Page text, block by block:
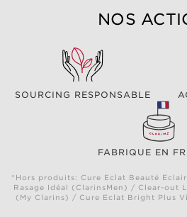
NOS
SOURCING RESPONSABLE
FABRIQUE EN
*Hors produits: Cure Eclat Beauté
Rasage Idéal (ClarinsMen) / Clear-out
(My Clarins) / Cure Eclat Bright Plus